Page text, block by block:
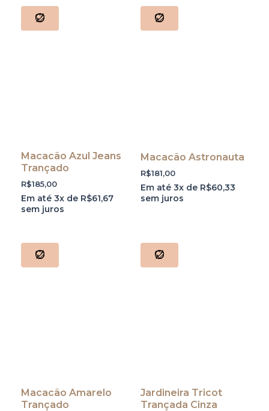
Macacão Azul Jeans
Trançado
R$185,00
Em até 3x de R$61,67
sem juros
Macacão Astronauta
R$181,00
Em até 3x de R$60,33
sem juros
Macacão Amarelo
Trançado
Jardineira Tricot
Trançada Cinza